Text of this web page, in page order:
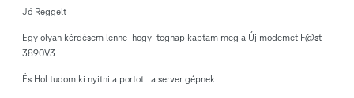
Jó Reggelt
Egy olyan kérdésem lenne hogy tegnap kaptam meg a Új modemet F@st
3890V3
És Hol tudom ki nyitni a portot a server gépnek